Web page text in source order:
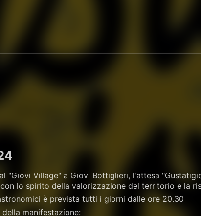
"Giovi Village" a Giovi Bottiglieri, l'attesa
lo spirito della valorizzazione del territorio e la
è prevista tutti i giorni dalle ore 20.30
della manifestazione: